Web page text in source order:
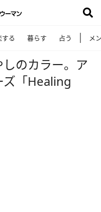
する 暮らす 占う メ
のカラー。ア
ズ「Healing